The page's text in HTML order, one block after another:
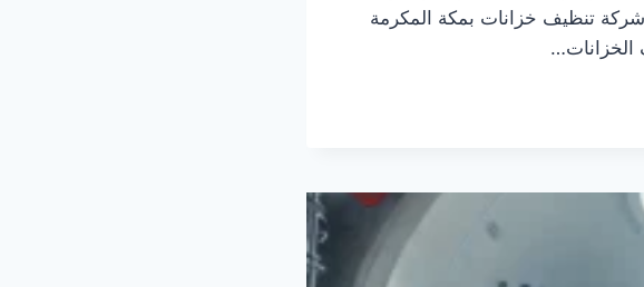
تنظيف خزانات بمكة المكرمة
الخزانات…